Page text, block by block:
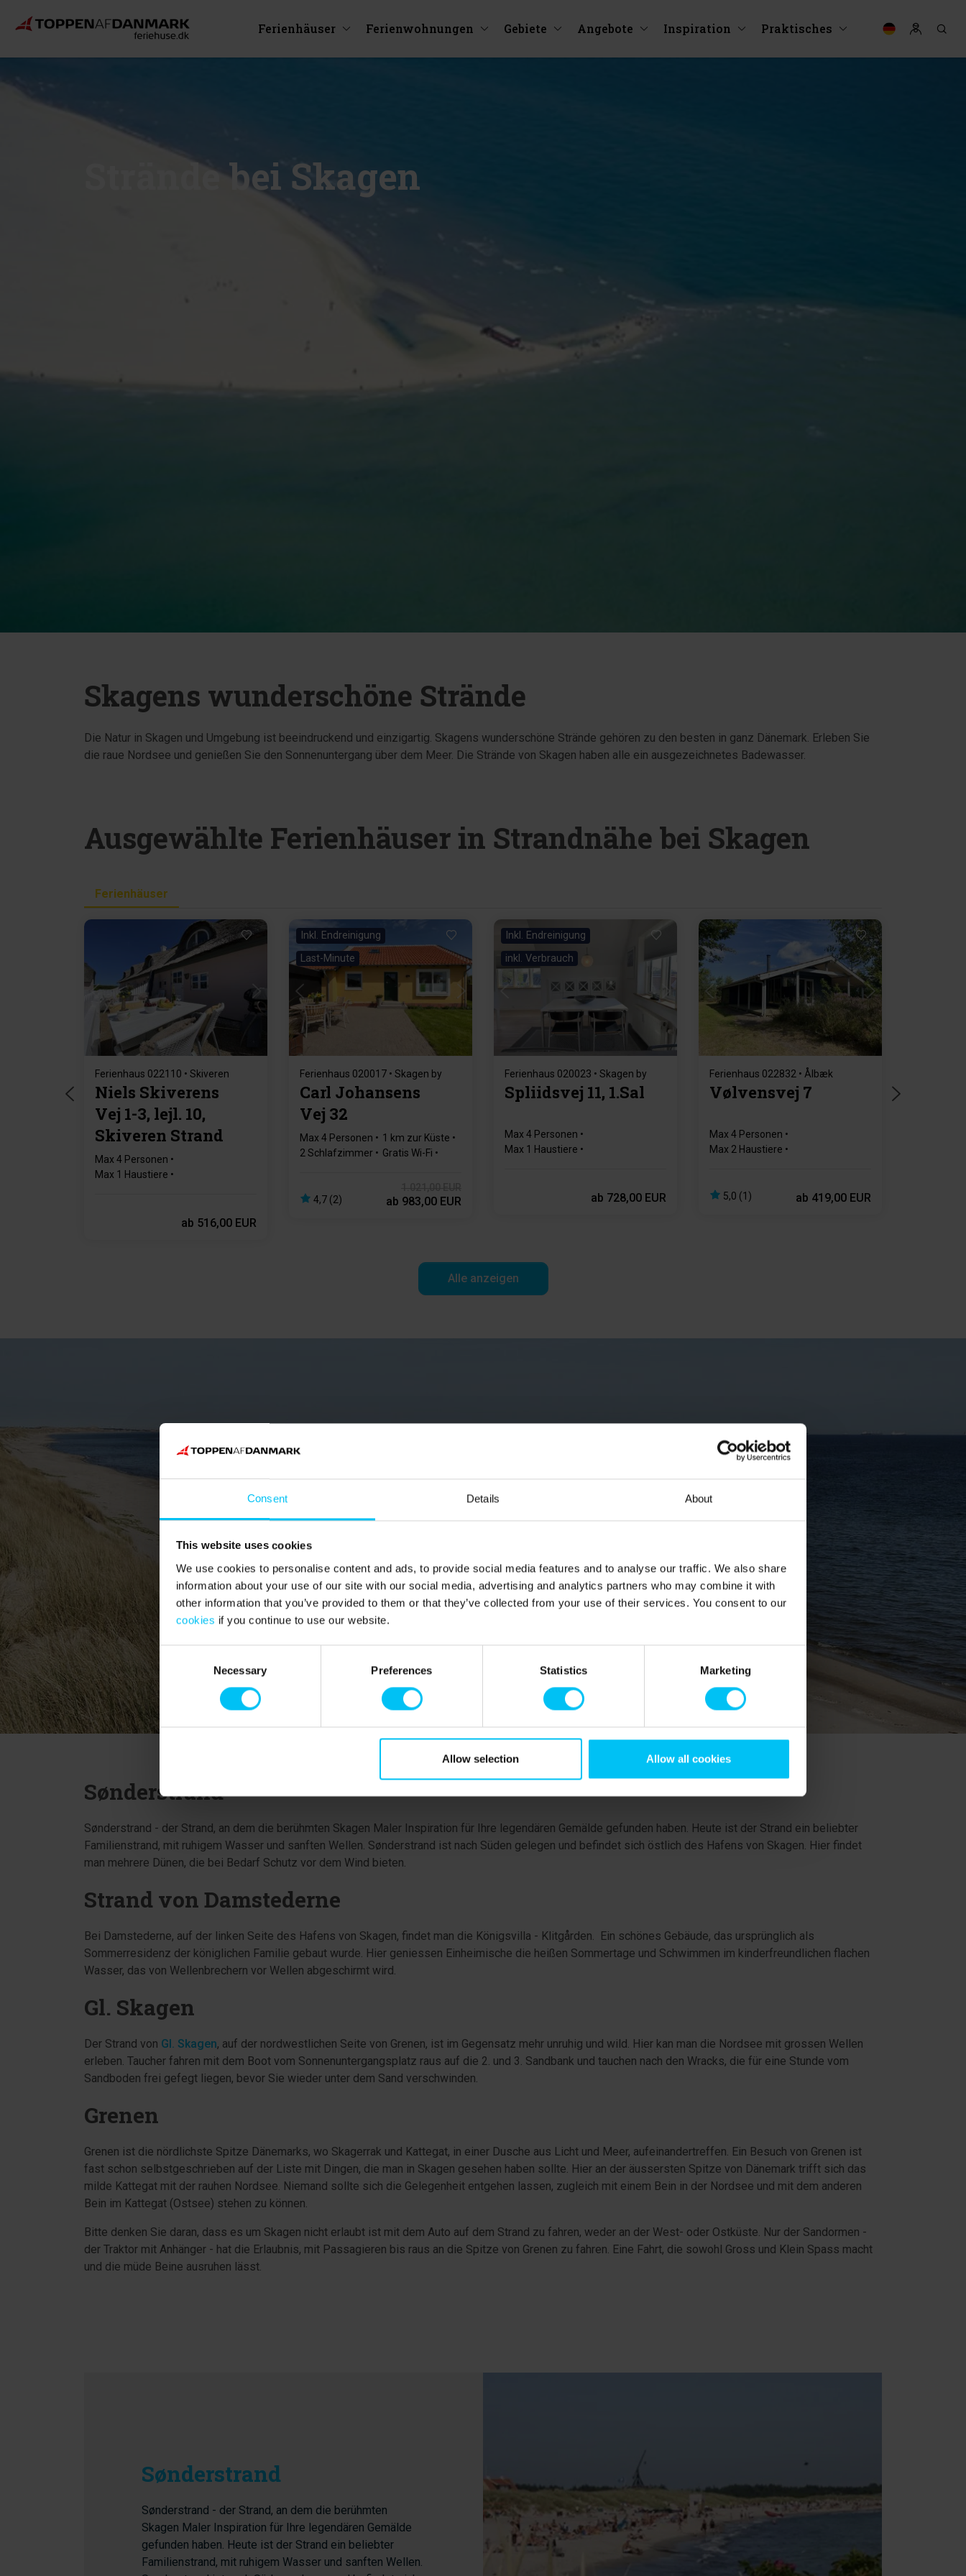
Consent Details About
This website uses cookies
We use cookies to personalise content and ads, to provide social media features and to analyse our traffic. We also share
information about your use of our site with our social media, advertising and analytics partners who may combine it with
other information that you’ve provided to them or that they’ve collected from your use of their services. You consent to our
cookies if you continue to use our website.
Necessary Preferences Statistics Marketing
Allow selection Allow all cookies
Ferienhäuser Ferienwohnungen Gebiete Angebote Inspiration Praktisches
Strände bei Skagen
Skagens wunderschöne Strände
Die Natur in Skagen und Umgebung ist beeindruckend und einzigartig. Skagens wunderschöne Strände gehören zu den besten in ganz Dänemark. Erleben Sie
die raue Nordsee und genießen Sie den Sonnenuntergang über dem Meer. Die Strände von Skagen haben alle ein ausgezeichnetes Badewasser.
Ausgewählte Ferienhäuser in Strandnähe bei Skagen
Ferienhäuser
Lädt ...
Ferienhaus 022110 • Skiveren
Niels Skiverens
Vej 1-3, lejl. 10,
Skiveren Strand
Max 4 Personen
Max 1 Haustiere
ab 516,00 EUR
Inkl. Endreinigung
Last-Minute
Lädt ...
Ferienhaus 020017 • Skagen by
Carl Johansens
Vej 32
Max 4 Personen
1 km zur Küste
2 Schlafzimmer
Gratis Wi-Fi
4,7 (2) ab 983,00 EUR
Inkl. Endreinigung
inkl. Verbrauch
Lädt ...
Ferienhaus 020023 • Skagen by
Spliidsvej 11, 1.Sal
Max 4 Personen
Max 1 Haustiere
ab 728,00 EUR
Lädt ...
Ferienhaus 022832 • Ålbæk
Vølvensvej 7
Max 4 Personen
Max 2 Haustiere
5,0 (1)
ab 419,00 EUR
Alle anzeigen
Sønderstrand
Sønderstrand - der Strand, an dem die berühmten Skagen Maler Inspiration für Ihre legendären Gemälde gefunden haben. Heute ist der Strand ein beliebter
Familienstrand, mit ruhigem Wasser und sanften Wellen. Sønderstrand ist nach Süden gelegen und befindet sich östlich des Hafens von Skagen. Hier findet
man mehrere Dünen, die bei Bedarf Schutz vor dem Wind bieten.
Strand von Damstederne
Bei Damstederne, auf der linken Seite des Hafens von Skagen, findet man die Königsvilla - Klitgården. Ein schönes Gebäude, das ursprünglich als
Sommerresidenz der königlichen Familie gebaut wurde. Hier geniessen Einheimische die heißen Sommertage und Schwimmen im kinderfreundlichen flachen
Wasser, das von Wellenbrechern vor Wellen abgeschirmt wird.
Gl. Skagen
Der Strand von Gl. Skagen, auf der nordwestlichen Seite von Grenen, ist im Gegensatz mehr unruhig und wild. Hier kan man die Nordsee mit grossen Wellen
erleben. Taucher fahren mit dem Boot vom Sonnenuntergangsplatz raus auf die 2. und 3. Sandbank und tauchen nach den Wracks, die für eine Stunde vom
Sandboden frei gefegt liegen, bevor Sie wieder unter dem Sand verschwinden.
Grenen
Grenen ist die nördlichste Spitze Dänemarks, wo Skagerrak und Kattegat, in einer Dusche aus Licht und Meer, aufeinandertreffen. Ein Besuch von Grenen ist
fast schon selbstgeschrieben auf der Liste mit Dingen, die man in Skagen gesehen haben sollte. Hier an der äussersten Spitze von Dänemark trifft sich das
milde Kattegat mit der rauhen Nordsee. Niemand sollte sich die Gelegenheit entgehen lassen, zugleich mit einem Bein in der Nordsee und mit dem anderen
Bein im Kattegat (Ostsee) stehen zu können.
Bitte denken Sie daran, dass es um Skagen nicht erlaubt ist mit dem Auto auf dem Strand zu fahren, weder an der West- oder Ostküste. Nur der Sandormen -
der Traktor mit Anhänger - hat die Erlaubnis, mit Passagieren bis raus an die Spitze von Grenen zu fahren. Eine Fahrt, die sowohl Gross und Klein Spass macht
und die müde Beine ausruhen lässt.
Sønderstrand
Sønderstrand - der Strand, an dem die berühmten
Skagen Maler Inspiration für Ihre legendären Gemälde
gefunden haben. Heute ist der Strand ein beliebter
Familienstrand, mit ruhigem Wasser und sanften Wellen.